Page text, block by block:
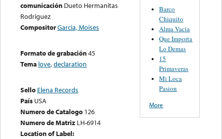
comunicación Dueto Hermanitas
Rodriguez
CompositorGarcia, Moises
Formato de grabación45
Tema love,declaration
Sello Elena Records
País USA
Numero de Catalogo 126
Numero de Matriz LH-6914
Location of Label:
Barco
Chiquito
Alma Vacia
Que Importa
Lo Demas
15
Primaveras
Mi Loca
Pasion
More